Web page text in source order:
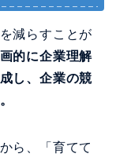
減らすことが
的に企業理解
し、企業の競
ら、「育てて